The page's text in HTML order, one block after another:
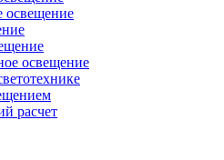
освещение
освещение
расчет